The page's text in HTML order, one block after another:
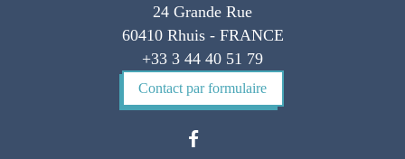
24 Grande Rue
60410 Rhuis - FRANCE
+33 3 44 40 51 79
Contact par formulaire